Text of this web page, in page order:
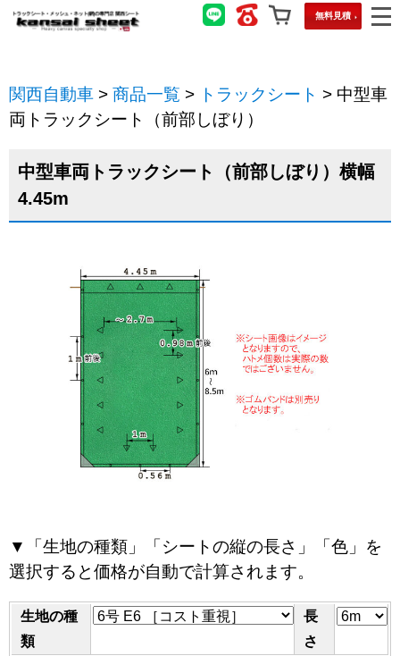
無料見積
関西自動車 > 商品一覧 > トラックシート > 中型車
両トラックシート（前部しぼり）
中型車両トラックシート（前部しぼり）横幅
4.45m
▼「生地の種類」「シートの縦の長さ」「色」を
選択すると価格が自動で計算されます。
生地の種
類
長
さ